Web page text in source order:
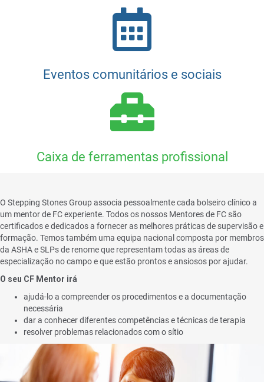
Eventos comunitários e sociais
Caixa de ferramentas profissional
O Stepping Stones Group associa pessoalmente cada bolseiro clínico a
um mentor de FC experiente. Todos os nossos Mentores de FC são
certificados e dedicados a fornecer as melhores práticas de supervisão e
formação. Temos também uma equipa nacional composta por membros
da ASHA e SLPs de renome que representam todas as áreas de
especialização no campo e que estão prontos e ansiosos por ajudar.
O seu CF Mentor irá
ajudá-lo a compreender os procedimentos e a documentação
necessária
dar a conhecer diferentes competências e técnicas de terapia
resolver problemas relacionados com o sítio